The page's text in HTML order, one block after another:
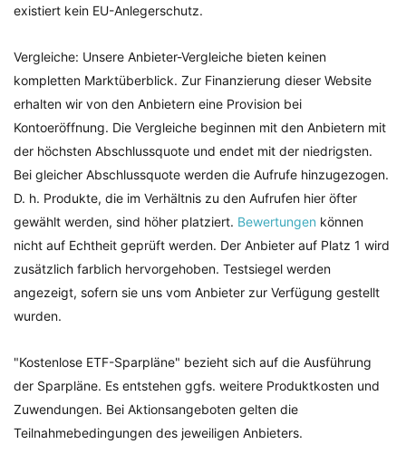
existiert kein EU-Anlegerschutz.
Vergleiche: Unsere Anbieter-Vergleiche bieten keinen
kompletten Marktüberblick. Zur Finanzierung dieser Website
erhalten wir von den Anbietern eine Provision bei
Kontoeröffnung. Die Vergleiche beginnen mit den Anbietern mit
der höchsten Abschlussquote und endet mit der niedrigsten.
Bei gleicher Abschlussquote werden die Aufrufe hinzugezogen.
D. h. Produkte, die im Verhältnis zu den Aufrufen hier öfter
gewählt werden, sind höher platziert. Bewertungen können
nicht auf Echtheit geprüft werden. Der Anbieter auf Platz 1 wird
zusätzlich farblich hervorgehoben. Testsiegel werden
angezeigt, sofern sie uns vom Anbieter zur Verfügung gestellt
wurden.
"Kostenlose ETF-Sparpläne" bezieht sich auf die Ausführung
der Sparpläne. Es entstehen ggfs. weitere Produktkosten und
Zuwendungen. Bei Aktionsangeboten gelten die
Teilnahmebedingungen des jeweiligen Anbieters.